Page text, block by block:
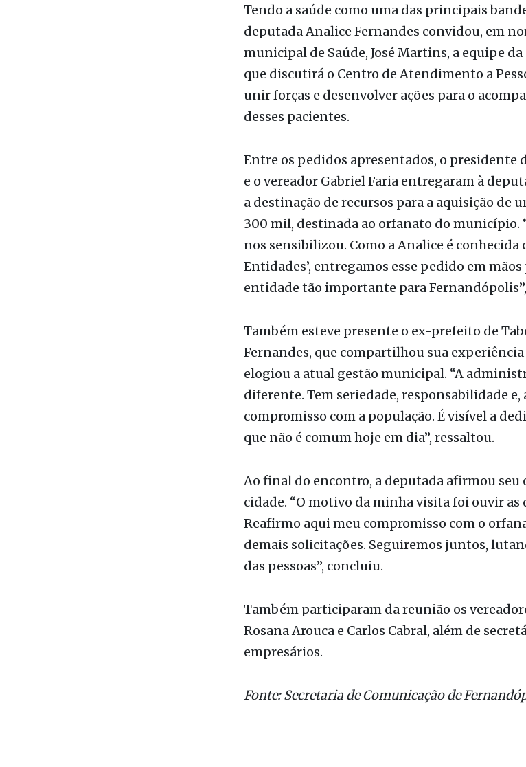
Tendo a saúde como uma das principais
deputada Analice Fernandes convidou, em
municipal de Saúde, José Martins, a equipe
que discutirá o Centro de Atendimento a
unir forças e desenvolver ações para o
desses pacientes.
Entre os pedidos apresentados, o presidente
e o vereador Gabriel Faria entregaram à
a destinação de recursos para a aquisição de
300 mil, destinada ao orfanato do município.
nos sensibilizou. Como a Analice é conhecida
Entidades’, entregamos esse pedido em
entidade tão importante para
Também esteve presente o ex-prefeito de
Fernandes, que compartilhou sua
elogiou a atual gestão municipal. “A
diferente. Tem seriedade, responsabilidade e,
compromisso com a população. É visível a
que não é comum hoje em dia”, ressaltou.
Ao final do encontro, a deputada afirmou seu
cidade. “O motivo da minha visita foi ouvir as
Reafirmo aqui meu compromisso com o
demais solicitações. Seguiremos juntos,
das pessoas”, concluiu.
Também participaram da reunião os
Rosana Arouca e Carlos Cabral, além de
empresários.
Fonte: Secretaria de Comunicação de